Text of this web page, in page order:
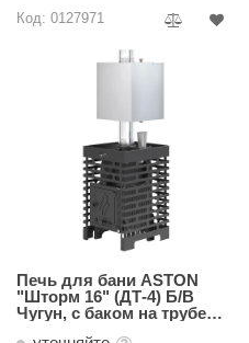
Код: 0127971
Печь для бани ASTON
"Шторм 16" (ДТ-4) Б/В
Чугун, с баком на трубе